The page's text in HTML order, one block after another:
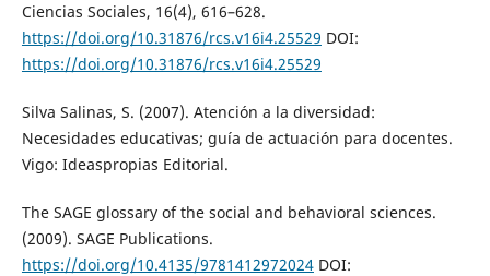
Ciencias Sociales, 16(4), 616–628.
https://doi.org/10.31876/rcs.v16i4.25529 DOI:
https://doi.org/10.31876/rcs.v16i4.25529
Silva Salinas, S. (2007). Atención a la diversidad:
Necesidades educativas; guía de actuación para docentes.
Vigo: Ideaspropias Editorial.
The SAGE glossary of the social and behavioral sciences.
(2009). SAGE Publications.
https://doi.org/10.4135/9781412972024DOI: